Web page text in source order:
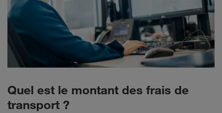
Quel est le montant des frais de
transport ?